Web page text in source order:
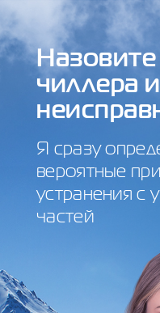
чиллера
Я сразу
вероятные
устранения с
частей